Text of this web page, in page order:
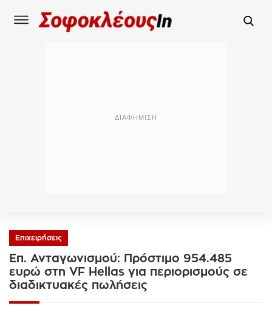
Επιχειρήσεις
Επ. Ανταγωνισμού: Πρόστιμο 954.485
ευρώ στη VF Hellas για περιορισμούς σε
διαδικτυακές πωλήσεις